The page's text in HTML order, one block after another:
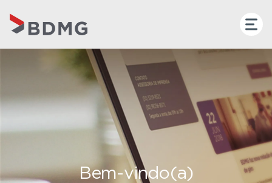
Bem-vindo(a)